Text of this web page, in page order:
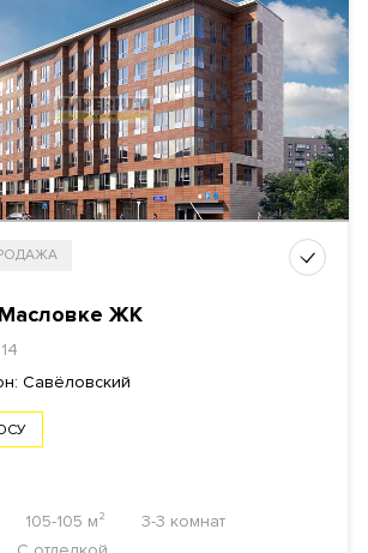
ЖК
Савёловский
105-105 м²
3-3 комнат